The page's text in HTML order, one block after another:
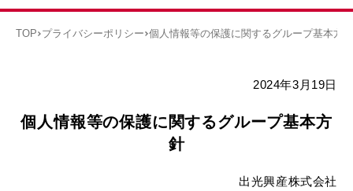
TOP プライバシーポリシー 個人情報等の保護に関するグループ基本方針
2024年3月19日
個人情報等の保護に関するグループ基本方
針
出光興産株式会社